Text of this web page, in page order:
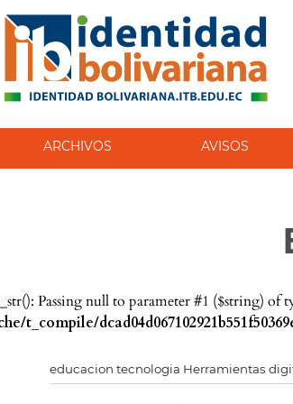
ARCHIVOS AVISOS
Passing null to parameter #1 ($string) of
t_compile/